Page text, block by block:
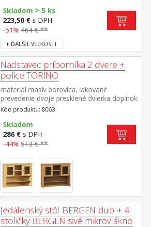
priestor 8009B
Skladom > 5 ks
223,50 € s DPH
-51% 464 € **
+ ĎALŠIE VEĽKOSTI
Nadstavec príborníka 2 dvere +
police TORINO
materiál masív borovica, lakované
prevedenie dvoje presklené dvierka doplnok
príborníka TORINO 8062
Kód produktu: 8063
Skladom
286 € s DPH
-44% 513 € **
Jedálenský stôl BERGEN dub + 4
stoličky BERGEN sivé mikrovlákno